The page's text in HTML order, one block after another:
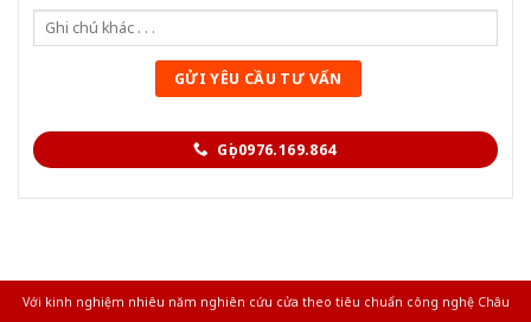
Gọi 0976.169.864
Với kinh nghiệm nhiêu năm nghiên cứu cửa theo tiêu chuẩn công nghệ Châu